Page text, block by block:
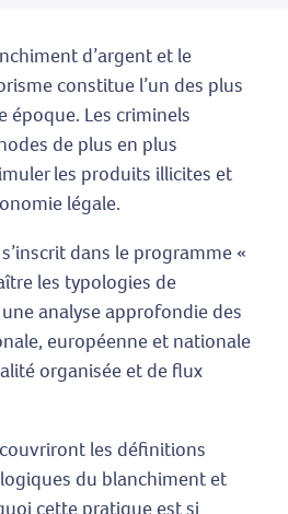
d’argent et le
constitue l’un des plus
époque. Les criminels
de plus en plus
les produits illicites et
légale.
dans le programme «
les typologies de
analyse approfondie des
européenne et nationale
organisée et de flux
les définitions
du blanchiment et